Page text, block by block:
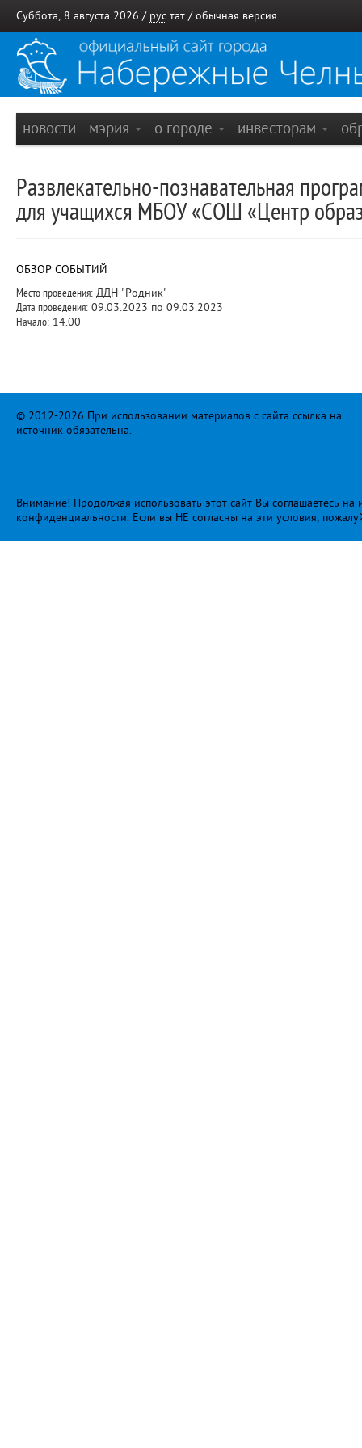
Суббота, 8 августа 2026 / рус тат / обычная версия
новости мэрия о городе инвесторам
Развлекательно-познавательная
для учащихся МБОУ «СОШ «Центр
ОБЗОР СОБЫТИЙ
Место проведения: ДДН "Родник"
Дата проведения: 09.03.2023 по 09.03.2023
Начало: 14.00
© 2012-2026 При использовании материалов с сайта ссылка на
источник обязательна.
Внимание! Продолжая использовать этот сайт Вы соглашаетесь
конфиденциальности. Если вы НЕ согласны на эти условия,